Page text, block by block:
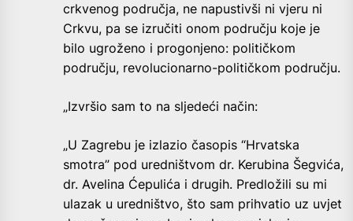
crkvenog područja, ne napustivši ni vjeru ni
Crkvu, pa se izručiti onom području koje je
bilo ugroženo i progonjeno: političkom
području, revolucionarno-političkom području.
„Izvršio sam to na sljedeći način:
„U Zagrebu je izlazio časopis “Hrvatska
smotra” pod uredništvom dr. Kerubina Šegvića,
dr. Avelina Ćepulića i drugih. Predložili su mi
ulazak u uredništvo, što sam prihvatio uz uvjet